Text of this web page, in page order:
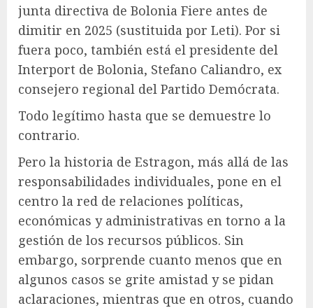
junta directiva de Bolonia Fiere antes de
dimitir en 2025 (sustituida por Leti). Por si
fuera poco, también está el presidente del
Interport de Bolonia, Stefano Caliandro, ex
consejero regional del Partido Demócrata.
Todo legítimo hasta que se demuestre lo
contrario.
Pero la historia de Estragon, más allá de las
responsabilidades individuales, pone en el
centro la red de relaciones políticas,
económicas y administrativas en torno a la
gestión de los recursos públicos. Sin
embargo, sorprende cuanto menos que en
algunos casos se grite amistad y se pidan
aclaraciones, mientras que en otros, cuando